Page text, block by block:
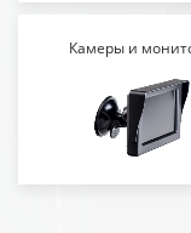
Камеры и